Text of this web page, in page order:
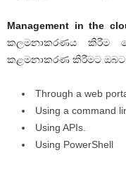
Management in the
කලමනාකරණය කිරීම
කළමනාකරණ කිරීමට ඔබට
Through a web
Using a command
Using APIs.
Using PowerShell